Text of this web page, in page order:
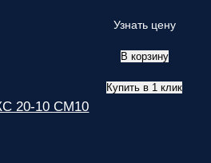
Узнать цену
В корзину
Купить в 1 клик
20-10 СМ10
>><<